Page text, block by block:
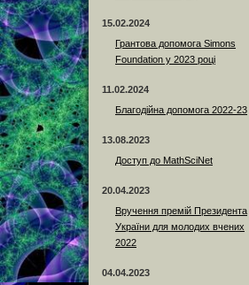
15.02.2024
Грантова допомога Simons
Foundation у 2023 році
11.02.2024
Благодійна допомога 2022-23
13.08.2023
Доступ до MathSciNet
20.04.2023
Вручення премій Президента
України для молодих вчених
2022
04.04.2023